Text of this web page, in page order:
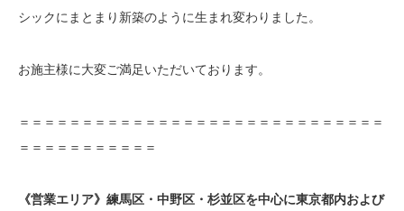
シックにまとまり新築のように生まれ変わりました。
お施主様に大変ご満足いただいております。
＝＝＝＝＝＝＝＝＝＝＝＝＝＝＝＝＝＝＝＝＝＝＝＝＝＝＝＝＝
＝＝＝＝＝＝＝＝＝＝＝
《営業エリア》練馬区・中野区・杉並区を中心に東京都内および